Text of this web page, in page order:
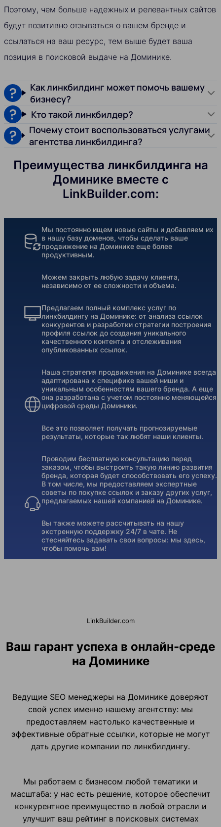
Поэтому, чем больше надежных и релевантных сайтов
будут позитивно отзываться о вашем бренде и
ссылаться на ваш ресурс, тем выше будет ваша
позиция в поисковой выдаче на Доминике.
Как линкбилдинг может помочь вашему
бизнесу?
Кто такой линкбилдер?
Почему стоит воспользоваться услугами
агентства линкбилдинга?
Преимущества линкбилдинга на
Доминике вместе с
LinkBuilder.com:
Мы постоянно ищем новые сайты и добавляем их
в нашу базу доменов, чтобы сделать ваше
продвижение на Доминике еще более
продуктивным.
Можем закрыть любую задачу клиента,
независимо от ее сложности и объема.
Предлагаем полный комплекс услуг по
линкбилдингу на Доминике: от анализа ссылок
конкурентов и разработки стратегии построения
профиля ссылок до создания уникального
качественного контента и отслеживания
опубликованных ссылок.
Наша стратегия продвижения на Доминике всегда
адаптирована к специфике вашей ниши и
уникальным особенностям вашего бренда. А еще
она разработана с учетом постоянно меняющейся
цифровой среды Доминики.
Все это позволяет получать прогнозируемые
результаты, которые так любят наши клиенты.
Проводим бесплатную консультацию перед
заказом, чтобы выстроить такую линию развития
бренда, которая будет способствовать его успеху.
В том числе, мы предоставляем экспертные
советы по покупке ссылок и заказу других услуг,
предлагаемых нашей компанией на Доминике.
Вы также можете рассчитывать на нашу
экстренную поддержку 24/7 в чате. Не
стесняйтесь задавать свои вопросы: мы здесь,
чтобы помочь вам!
LinkBuilder.com
Ваш гарант успеха в онлайн-среде
на Доминике
Ведущие SEO менеджеры на Доминике доверяют
свой успех именно нашему агентству: мы
предоставляем настолько качественные и
эффективные обратные ссылки, которые не могут
дать другие компании по линкбилдингу.
Мы работаем с бизнесом любой тематики и
масштаба: у нас есть решение, которое обеспечит
конкурентное преимущество в любой отрасли и
улучшит ваш рейтинг в поисковых системах